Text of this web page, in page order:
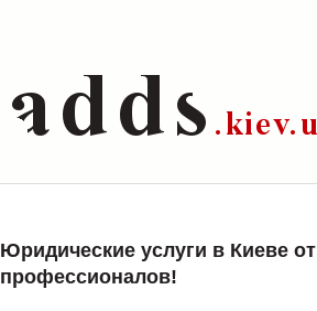
Юридические услуги в Киеве от
профессионалов!